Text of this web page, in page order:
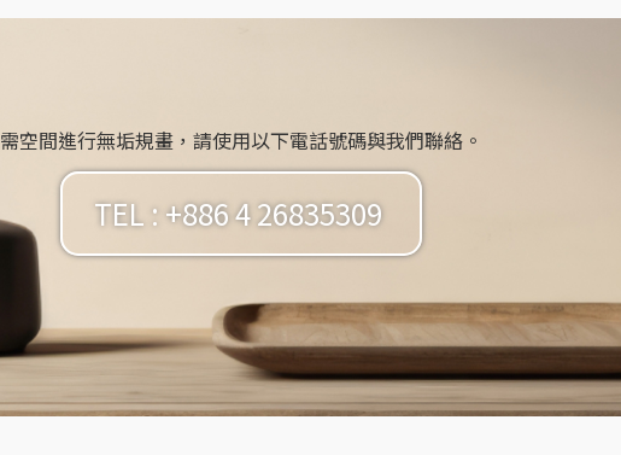
需空間進行無垢規畫，請使用以下電話號碼與我們聯絡。
TEL : +886 4 26835309